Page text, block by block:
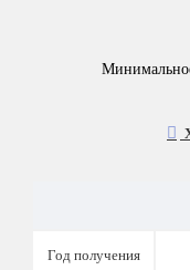
Год получения